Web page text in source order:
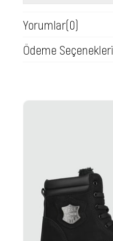
Yorumlar(0)
Ödeme Seçenekleri